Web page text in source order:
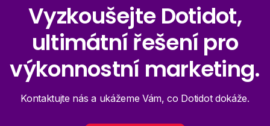
Vyzkoušejte Dotidot,
ultimátní řešení pro
výkonnostní marketing.
Kontaktujte nás a ukážeme Vám, co Dotidot dokáže.